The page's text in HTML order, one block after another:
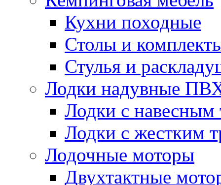
Кухни походные
Столы и
Стулья и
Лодки надувные
Лодки с навесным
Лодки с жестким
Лодочные моторы
Двухтактные